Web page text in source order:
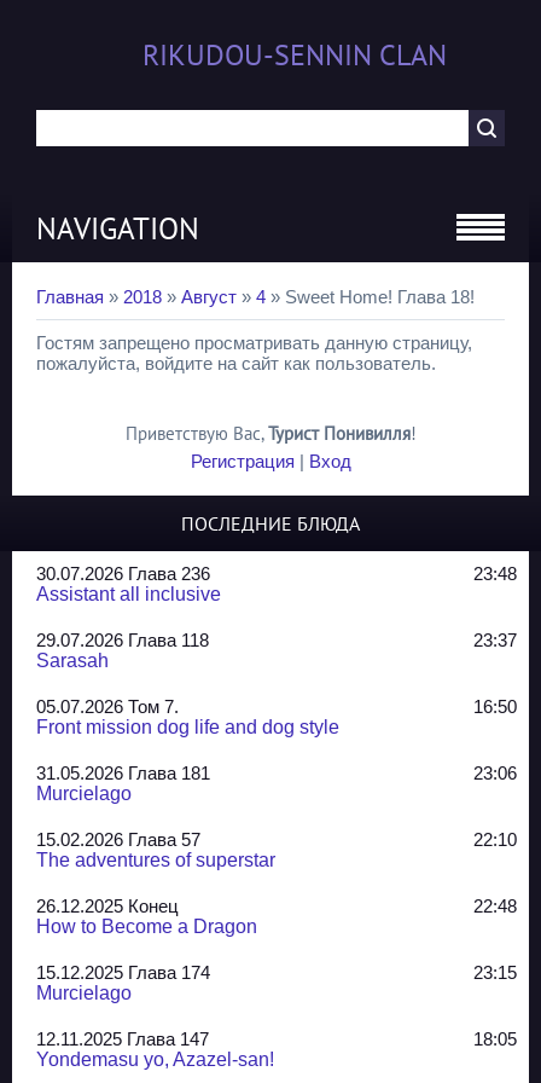
RIKUDOU-SENNIN CLAN
NAVIGATION
Главная » 2018 » Август » 4 » Sweet Home! Глава 18!
Гостям запрещено просматривать данную страницу,
пожалуйста, войдите на сайт как пользователь.
Приветствую Вас,Турист Понивилля!
Регистрация | Вход
ПОСЛЕДНИЕ БЛЮДА
30.07.2026 Глава 236
23:48
Assistant all inclusive
29.07.2026 Глава 118
23:37
Sarasah
05.07.2026 Том 7.
16:50
Front mission dog life and dog style
31.05.2026 Глава 181
23:06
Murcielago
15.02.2026 Глава 57
22:10
The adventures of superstar
26.12.2025 Конец
22:48
How to Become a Dragon
15.12.2025 Глава 174
23:15
Murcielago
12.11.2025 Глава 147
18:05
Yondemasu yo, Azazel-san!